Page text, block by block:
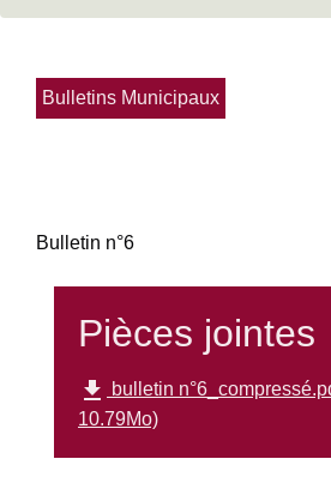
Bulletins Municipaux
Bulletin n°6
Pièces jointes
file_download
bulletin
10.79Mo)